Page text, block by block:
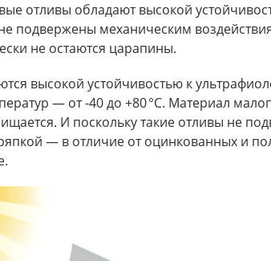
отливы обладают высокой
подвержены механическим
не остаются царапины.
высокой устойчивостью к
— от -40 до +80 °С. Материал
И поскольку такие отливы не
— в отличие от оцинкованных и